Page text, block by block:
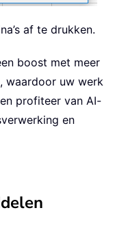
af te drukken.
boost met meer
waardoor uw werk
profiteer van AI-
en